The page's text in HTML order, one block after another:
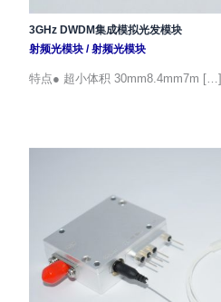
3GHz DWDM集成模拟光发模块
射频光模块/射频光模块
特点● 超小体积 30mm8.4mm7m […]